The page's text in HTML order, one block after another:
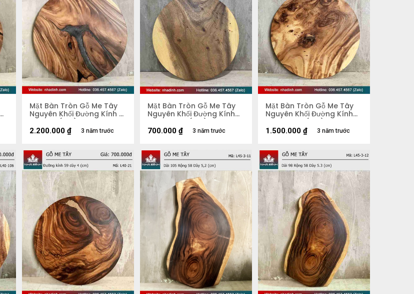
Mặt Bàn Tròn Gỗ Me Tây
Nguyên Khối Đường Kính 81
Dày 4,3 (cm)
3 năm trước
2.200.000 ₫
Mặt Bàn Tròn Gỗ Me Tây
Nguyên Khối Đường Kính
54 Dày 4.4 (cm)
3 năm trước
700.000 ₫
Mặt Bàn Tròn Gỗ Me Tây
Nguyên Khối Đường Kính
74 Dày 3.8 (cm)
3 năm trước
1.500.000 ₫